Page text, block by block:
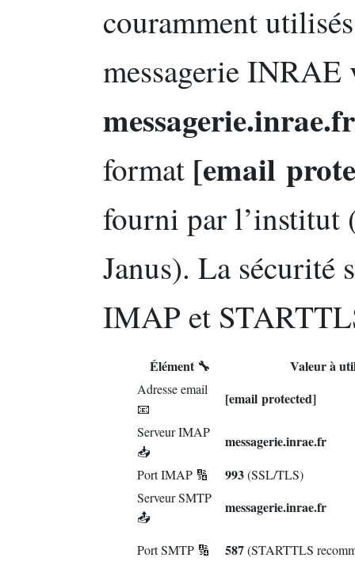
couramment
messagerie
messagerie.inrae.fr
format [email
fourni par l’institut
Janus). La sécurité
IMAP et
Élément 🔧 Valeur à
Adresse email
📧
[email protected]
Serveur IMAP
📥
messagerie.inrae.fr
Port IMAP 🔢 993(SSL/TLS)
Serveur SMTP
📤
messagerie.inrae.fr
Port SMTP 🔢 587(STARTTLS